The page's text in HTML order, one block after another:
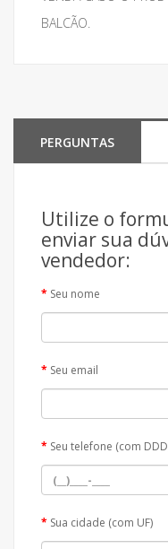
BALCÃO.
PERGUNTAS
Utilize o
enviar sua
vendedor:
Seu nome
Seu email
Seu telefone (com
Sua cidade (com UF)